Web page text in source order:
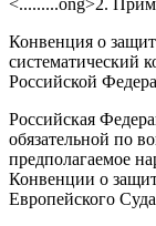
<.........ong>2.
Конвенция о
систематический
Российской
Российская
обязательной по
предполагаемое
Конвенции о
Европейского